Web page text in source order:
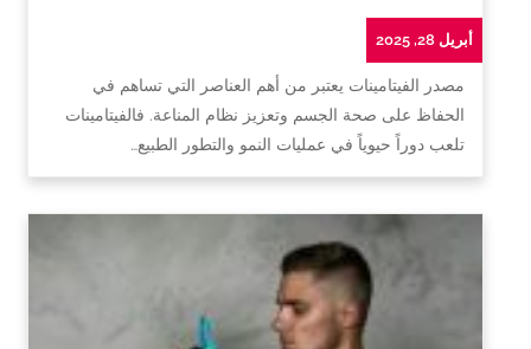
أبريل 28, 2025
مصدر الفيتامينات يعتبر من أهم العناصر التي تساهم في
الحفاظ على صحة الجسم وتعزيز نظام المناعة. فالفيتامينات
تلعب دوراً حيوياً في عمليات النمو والتطور الطبيع…